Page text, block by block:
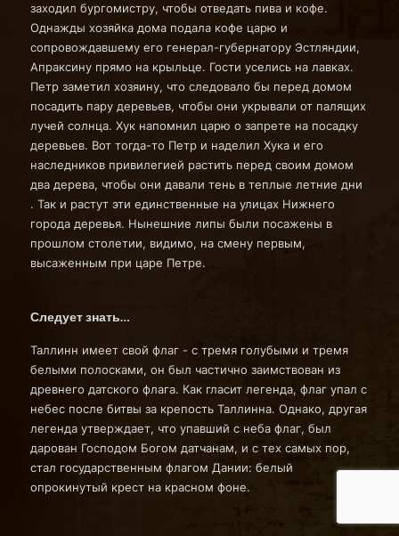
заходил бургомистру, чтобы отведать пива и кофе.
Однажды хозяйка дома подала кофе царю и
сопровождавшему его генерал-губернатору Эстляндии,
Апраксину прямо на крыльце. Гости уселись на лавках.
Петр заметил хозяину, что следовало бы перед домом
посадить пару деревьев, чтобы они укрывали от палящих
лучей солнца. Хук напомнил царю о запрете на посадку
деревьев. Вот тогда-то Петр и наделил Хука и его
наследников привилегией растить перед своим домом
два дерева, чтобы они давали тень в теплые летние дни
. Так и растут эти единственные на улицах Нижнего
города деревья. Нынешние липы были посажены в
прошлом столетии, видимо, на смену первым,
высаженным при царе Петре.
Следует знать…
Таллинн имеет свой флаг - с тремя голубыми и тремя
белыми полосками, он был частично заимствован из
древнего датского флага. Как гласит легенда, флаг упал с
небес после битвы за крепость Таллинна. Однако, другая
легенда утверждает, что упавший с неба флаг, был
дарован Господом Богом датчанам, и с тех самых пор,
стал государственным флагом Дании: белый
опрокинутый крест на красном фоне.